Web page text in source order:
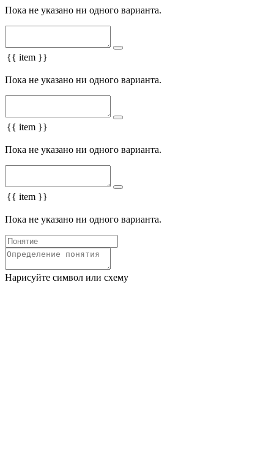
Пока не указано ни одного варианта.
{{ item }}
Пока не указано ни одного варианта.
{{ item }}
Пока не указано ни одного варианта.
{{ item }}
Пока не указано ни одного варианта.
Нарисуйте символ или схему